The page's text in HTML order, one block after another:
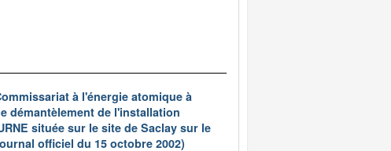
à l'énergie atomique à
démantèlement de l'installation
située sur le site de Saclay sur le
officiel du 15 octobre 2002)